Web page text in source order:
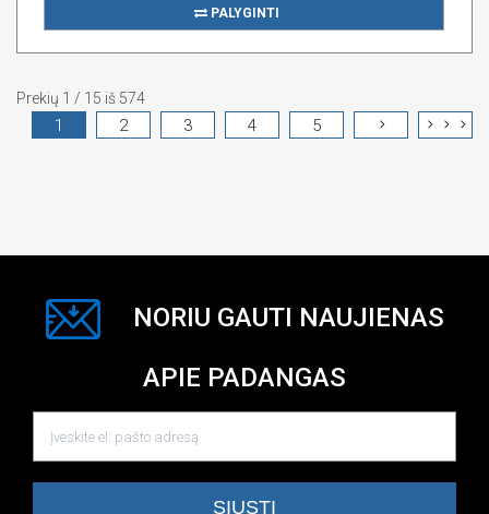
PALYGINTI
Prekių 1 / 15 iš 574
1 2 3 4 5
NORIU GAUTI NAUJIENAS
APIE PADANGAS